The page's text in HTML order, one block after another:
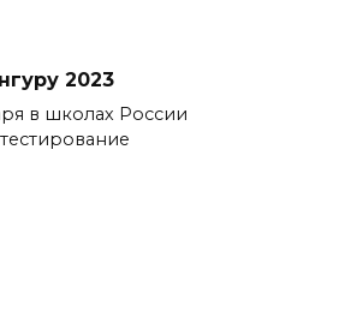
2023
в школах России